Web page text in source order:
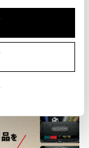
しては、販売店へお
いるため、納車時ま
点検整備を実施